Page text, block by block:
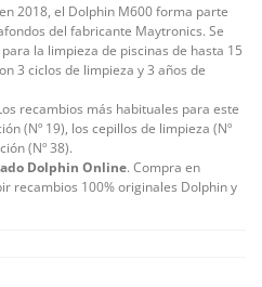
2018, el Dolphin M600 forma parte
del fabricante Maytronics. Se
la limpieza de piscinas de hasta 15
3 ciclos de limpieza y 3 años de
recambios más habituales para este
(Nº 19), los cepillos de limpieza (Nº
(Nº 38).
Dolphin Online. Compra en
recambios 100% originales Dolphin y